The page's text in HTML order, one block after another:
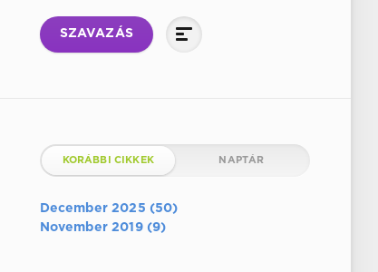
SZAVAZÁS
KORÁBBI CIKKEK NAPTÁR
December 2025 (50)
November 2019 (9)